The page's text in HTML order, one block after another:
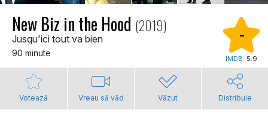
New Biz in the Hood (2019)
Jusqu'ici tout va bien
90 minute
-
IMDB: 5.9
Votează Vreau să văd Văzut Distribuie